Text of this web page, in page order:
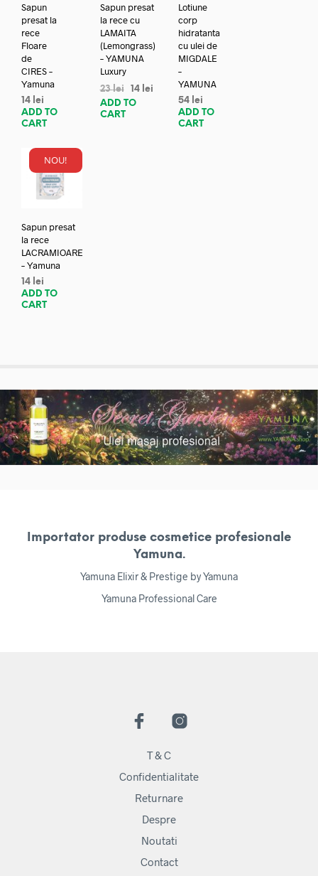
Sapun
presat la
rece
Floare
de
CIRES –
Yamuna
14 lei
ADD TO
CART
Sapun presat
la rece cu
LAMAITA
(Lemongrass)
– YAMUNA
Luxury
23lei 14 lei
ADD TO
CART
Lotiune
corp
hidratanta
cu ulei de
MIGDALE
–
YAMUNA
54 lei
ADD TO
CART
NOU!
Sapun presat
la rece
LACRAMIOARE
– Yamuna
14 lei
ADD TO
CART
Importator produse cosmetice profesionale
Yamuna.
Yamuna Elixir & Prestige by Yamuna
Yamuna Professional Care
T & C
Confidentialitate
Returnare
Despre
Noutati
Contact